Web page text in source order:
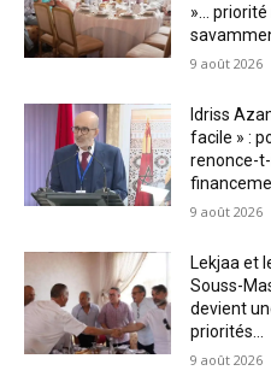
»…
9 août 2026
Idriss
facile » :
renonce-
9 août 2026
Lekjaa et
Souss-
devient
priorités...
9 août 2026